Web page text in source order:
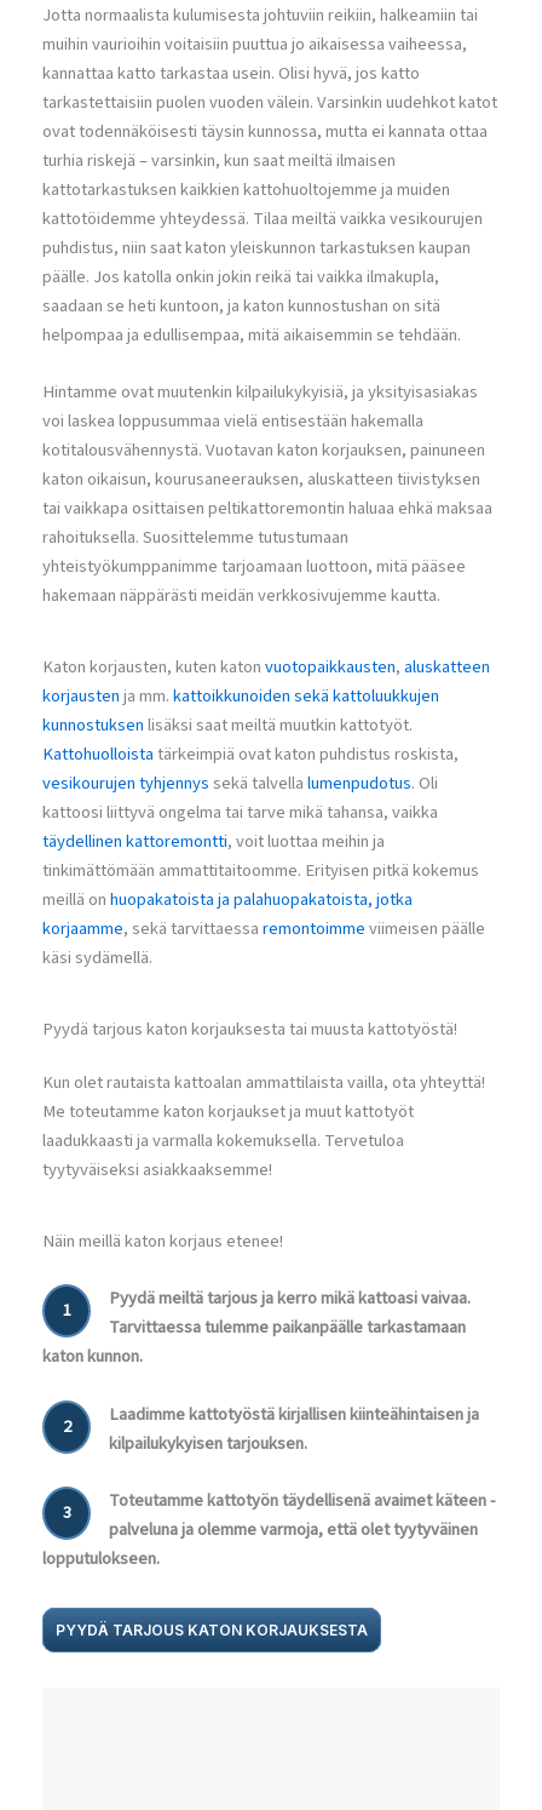
Jotta normaalista kulumisesta johtuviin reikiin, halkeamiin tai
muihin vaurioihin voitaisiin puuttua jo aikaisessa vaiheessa,
kannattaa katto tarkastaa usein. Olisi hyvä, jos katto
tarkastettaisiin puolen vuoden välein. Varsinkin uudehkot katot
ovat todennäköisesti täysin kunnossa, mutta ei kannata ottaa
turhia riskejä – varsinkin, kun saat meiltä ilmaisen
kattotarkastuksen kaikkien kattohuoltojemme ja muiden
kattotöidemme yhteydessä. Tilaa meiltä vaikka vesikourujen
puhdistus, niin saat katon yleiskunnon tarkastuksen kaupan
päälle. Jos katolla onkin jokin reikä tai vaikka ilmakupla,
saadaan se heti kuntoon, ja katon kunnostushan on sitä
helpompaa ja edullisempaa, mitä aikaisemmin se tehdään.
Hintamme ovat muutenkin kilpailukykyisiä, ja yksityisasiakas
voi laskea loppusummaa vielä entisestään hakemalla
kotitalousvähennystä. Vuotavan katon korjauksen, painuneen
katon oikaisun, kourusaneerauksen, aluskatteen tiivistyksen
tai vaikkapa osittaisen peltikattoremontin haluaa ehkä maksaa
rahoituksella. Suosittelemme tutustumaan
yhteistyökumppanimme tarjoamaan luottoon, mitä pääsee
hakemaan näppärästi meidän verkkosivujemme kautta.
Katon korjausten, kuten katonvuotopaikkausten,aluskatteen
korjaustenja mm.kattoikkunoiden sekä kattoluukkujen
kunnostuksenlisäksi saat meiltä muutkin kattotyöt.
Kattohuolloistatärkeimpiä ovat katon puhdistus roskista,
vesikourujen tyhjennyssekä talvellalumenpudotus. Oli
kattoosi liittyvä ongelma tai tarve mikä tahansa, vaikka
täydellinen kattoremontti, voit luottaa meihin ja
tinkimättömään ammattitaitoomme. Erityisen pitkä kokemus
meillä onhuopakatoista ja palahuopakatoista, jotka
korjaamme, sekä tarvittaessaremontoimmeviimeisen päälle
käsi sydämellä.
Pyydä tarjous katon korjauksesta tai muusta kattotyöstä!
Kun olet rautaista kattoalan ammattilaista vailla, ota yhteyttä!
Me toteutamme katon korjaukset ja muut kattotyöt
laadukkaasti ja varmalla kokemuksella. Tervetuloa
tyytyväiseksi asiakkaaksemme!
Näin meillä katon korjaus etenee!
1
Pyydä meiltä tarjous ja kerro mikä kattoasi vaivaa.
Tarvittaessa tulemme paikanpäälle tarkastamaan
katon kunnon.
2
Laadimme kattotyöstä kirjallisen kiinteähintaisen ja
kilpailukykyisen tarjouksen.
3
Toteutamme kattotyön täydellisenä avaimet käteen -
palveluna ja olemme varmoja, että olet tyytyväinen
lopputulokseen.
PYYDÄ TARJOUS KATON KORJAUKSESTA